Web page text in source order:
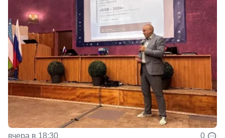
вчера в 18:30 0